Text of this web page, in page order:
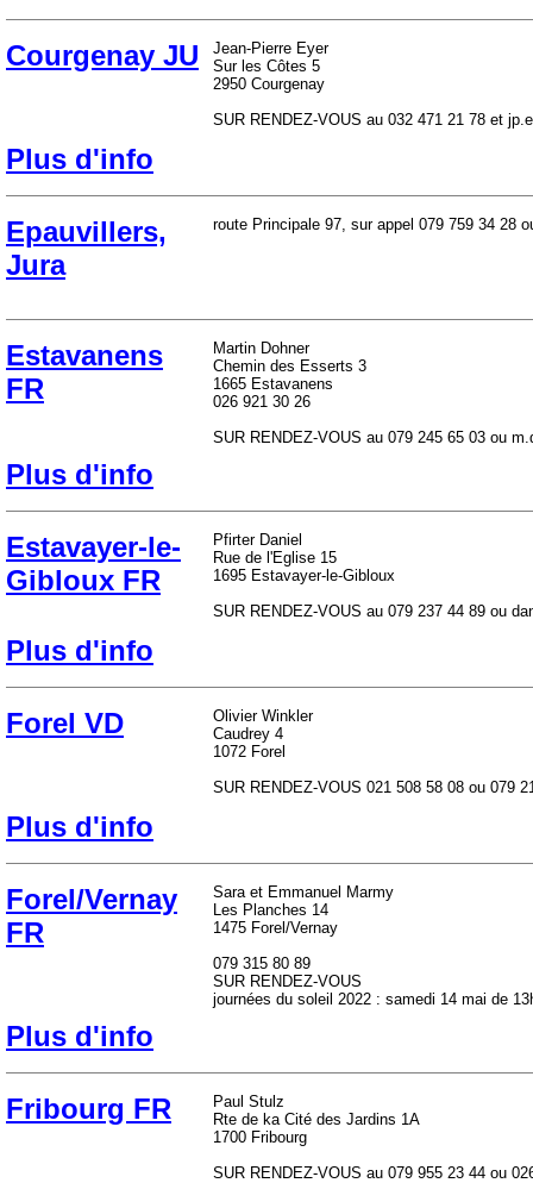
Courgenay JU
Jean-Pierre Eyer
Sur les Côtes 5
2950 Courgenay
SUR RENDEZ-VOUS au 032 471 21 78 et
Plus d'info
Epauvillers,
Jura
route Principale 97, sur appel 079 759 34 28
Estavanens
FR
Martin Dohner
Chemin des Esserts 3
1665 Estavanens
026 921 30 26
SUR RENDEZ-VOUS au 079 245 65 03 ou
Plus d'info
Estavayer-le-
Gibloux FR
Pfirter Daniel
Rue de l'Eglise 15
1695 Estavayer-le-Gibloux
SUR RENDEZ-VOUS au 079 237 44 89 ou
Plus d'info
Forel VD
Olivier Winkler
Caudrey 4
1072 Forel
SUR RENDEZ-VOUS 021 508 58 08 ou 079
Plus d'info
Forel/Vernay
FR
Sara et Emmanuel Marmy
Les Planches 14
1475 Forel/Vernay
079 315 80 89
SUR RENDEZ-VOUS
journées du soleil 2022 : samedi 14 mai de
Plus d'info
Fribourg FR
Paul Stulz
Rte de ka Cité des Jardins 1A
1700 Fribourg
SUR RENDEZ-VOUS au 079 955 23 44 ou